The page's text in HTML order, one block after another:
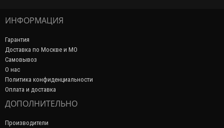
ИНФОРМАЦИЯ
Гарантия
Доставка по Москве и МО
Самовывоз
О нас
Политика конфиденциальности
Оплата и доставка
ДОПОЛНИТЕЛЬНО
Производители